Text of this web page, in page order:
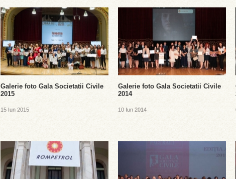
Galerie foto Gala Societatii Civile
2015
15 Iun 2015
Galerie foto Gala Societatii Civile
2014
10 Iun 2014